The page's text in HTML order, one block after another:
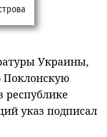
Украины,
республике
указ подписал